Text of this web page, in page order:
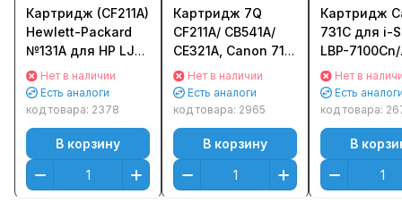
Картридж (CF211A)
Hewlett-Packard
№131A для HP LJ
Pro 200 M251/
M276 Голубой
(Cyan)
Оригинальный
Нет в наличии
Есть аналоги
код товара: 2378
В корзину
Картридж 7Q
CF211A/ CB541A/
CE321A, Canon 716/
731H для HP LJ Pro
200 M251, CP1215/
CP1525 (1800стр.)
Голубой (Cyan)
Нет в наличии
Есть аналоги
код товара: 2965
В корзину
Картридж
731C для i-
LBP-7100Cn/
7110Cw
(Cyan)
Нет в
Есть
код товара:
В